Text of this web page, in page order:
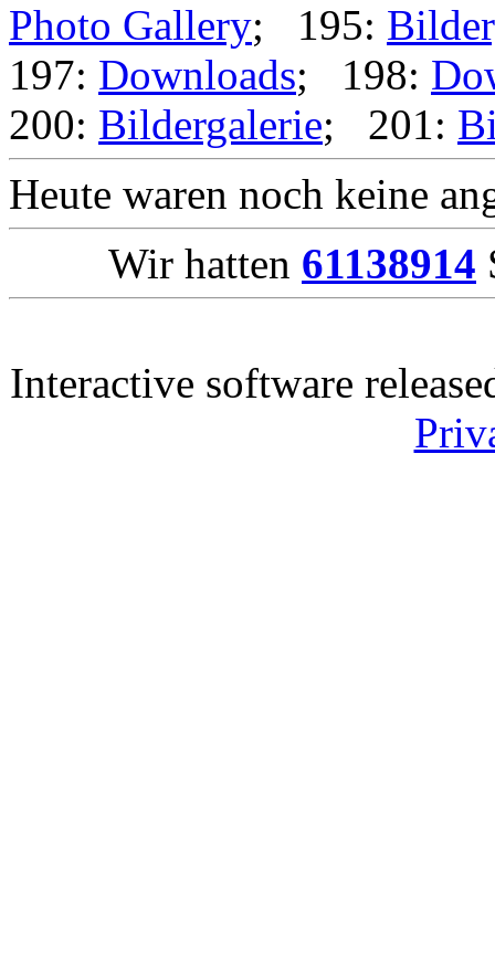
Photo Gallery; 195:
197: Downloads; 198:
200: Bildergalerie; 201:
Heute waren noch keine
Wir hatten 61138914
Interactive software